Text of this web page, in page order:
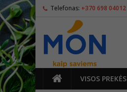
Telefonas: +370 698 04012
PAGRINDINIS
VISOS PREKĖS